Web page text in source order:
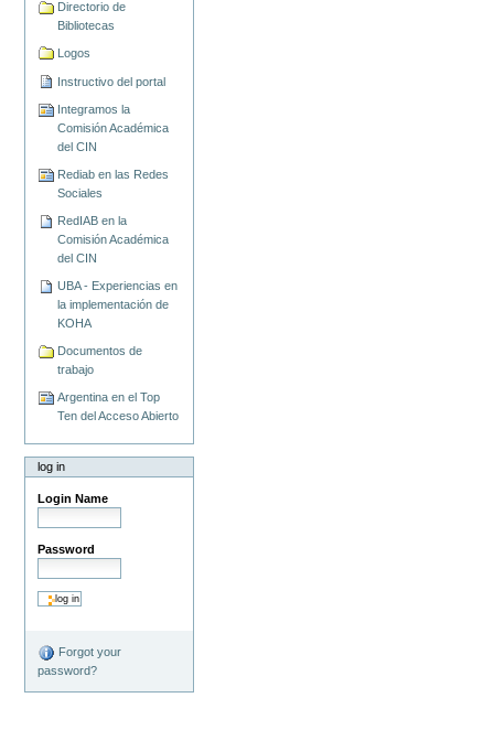
Directorio de
Bibliotecas
Logos
Instructivo del portal
Integramos la
Comisión Académica
del CIN
Rediab en las Redes
Sociales
RedIAB en la
Comisión Académica
del CIN
UBA - Experiencias en
la implementación de
KOHA
Documentos de
trabajo
Argentina en el Top
Ten del Acceso Abierto
log in
Login Name
Password
Forgot your
password?